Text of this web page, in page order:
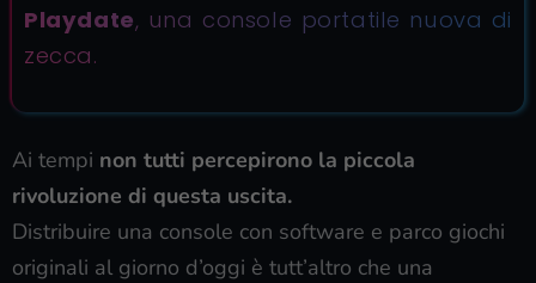
Playdate, una console portatile nuova di
zecca.
Ai tempi non tutti percepirono la piccola
rivoluzione di questa uscita.
Distribuire una console con software e parco giochi
originali al giorno d’oggi è tutt’altro che una